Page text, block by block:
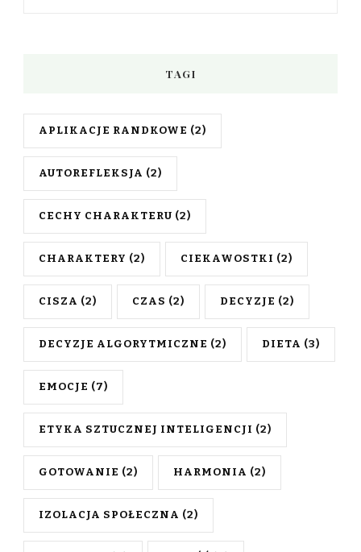
TAGI
APLIKACJE RANDKOWE (2)
AUTOREFLEKSJA (2)
CECHY CHARAKTERU (2)
CHARAKTERY (2) CIEKAWOSTKI (2)
CISZA (2) CZAS (2) DECYZJE (2)
DECYZJE ALGORYTMICZNE (2) DIETA (3)
EMOCJE (7)
ETYKA SZTUCZNEJ INTELIGENCJI (2)
GOTOWANIE (2) HARMONIA (2)
IZOLACJA SPOŁECZNA (2)